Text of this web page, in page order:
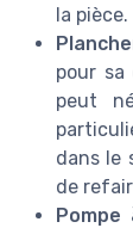
la pièce.
pour sa
peut
dans le
de
Pompe